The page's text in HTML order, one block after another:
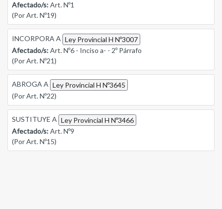
Afectado/s:Art. Nº1
(Por Art. Nº19)
INCORPORA A Ley Provincial H Nº3007
Afectado/s:Art. Nº6 - Inciso a- - 2º Párrafo
(Por Art. Nº21)
ABROGA A Ley Provincial H Nº3645
(Por Art. Nº22)
SUSTITUYE A Ley Provincial H Nº3466
Afectado/s:Art. Nº9
(Por Art. Nº15)